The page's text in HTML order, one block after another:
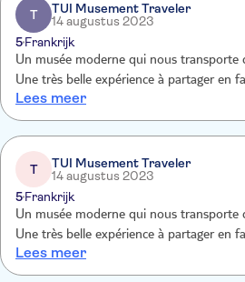
T
TUI Musement Traveler
14 augustus 2023
5Frankrijk
Un musée moderne qui nous transporte
Une très belle expérience à partager en
Lees meer
T
TUI Musement Traveler
14 augustus 2023
5Frankrijk
Un musée moderne qui nous transporte
Une très belle expérience à partager en
Lees meer